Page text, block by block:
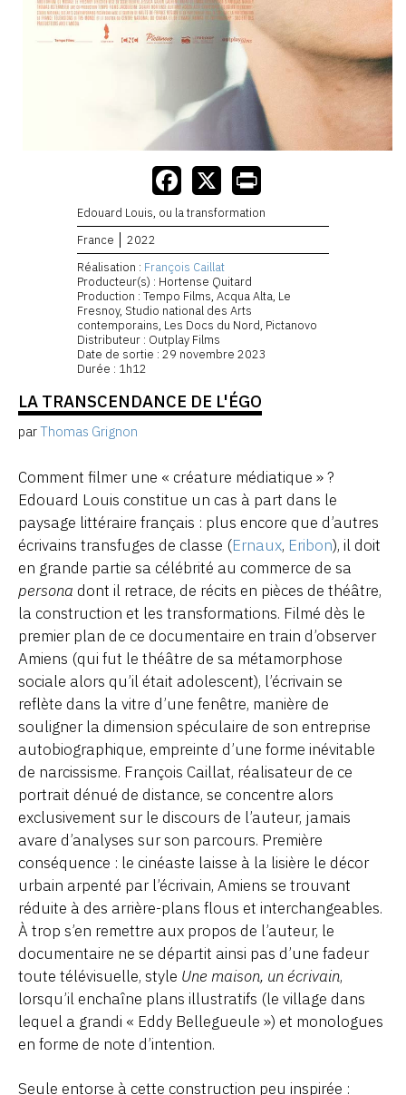
Edouard Louis, ou la transformation
France
2022
Réalisation : François Caillat
Producteur(s) : Hortense Quitard
Production : Tempo Films, Acqua Alta, Le
Fresnoy, Studio national des Arts
contemporains, Les Docs du Nord, Pictanovo
Distributeur : Outplay Films
Date de sortie : 29 novembre 2023
Durée : 1h12
LA TRANSCENDANCE DE L'ÉGO
parThomas Grignon
Comment filmer une « créature médiatique » ?
Edouard Louis constitue un cas à part dans le
paysage littéraire français : plus encore que d’autres
écrivains transfuges de classe (Ernaux, Eribon), il doit
en grande partie sa célébrité au commerce de sa
persona dont il retrace, de récits en pièces de théâtre,
la construction et les transformations. Filmé dès le
premier plan de ce documentaire en train d’observer
Amiens (qui fut le théâtre de sa métamorphose
sociale alors qu’il était adolescent), l’écrivain se
reflète dans la vitre d’une fenêtre, manière de
souligner la dimension spéculaire de son entreprise
autobiographique, empreinte d’une forme inévitable
de narcissisme. François Caillat, réalisateur de ce
portrait dénué de distance, se concentre alors
exclusivement sur le discours de l’auteur, jamais
avare d’analyses sur son parcours. Première
conséquence : le cinéaste laisse à la lisière le décor
urbain arpenté par l’écrivain, Amiens se trouvant
réduite à des arrière-plans flous et interchangeables.
À trop s’en remettre aux propos de l’auteur, le
documentaire ne se départit ainsi pas d’une fadeur
toute télévisuelle, style Une maison, un écrivain,
lorsqu’il enchaîne plans illustratifs (le village dans
lequel a grandi « Eddy Bellegueule ») et monologues
en forme de note d’intention.
Seule entorse à cette construction peu inspirée :